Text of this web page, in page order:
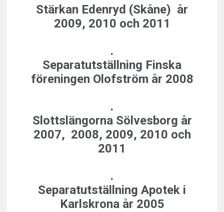
Stärkan Edenryd (Skåne) år
2009, 2010 och 2011
.
Separatutställning Finska
föreningen Olofström år 2008
.
Slottslängorna Sölvesborg år
2007, 2008, 2009, 2010 och
2011
.
Separatutställning Apotek i
Karlskronaår 2005